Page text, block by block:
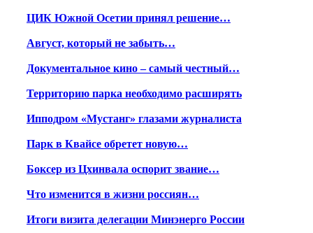
ЦИК Южной Осетии принял решение…
Август, который не забыть…
Документальное кино – самый честный…
Территорию парка необходимо расширять
Ипподром «Мустанг» глазами журналиста
Парк в Квайсе обретет новую…
Боксер из Цхинвала оспорит звание…
Что изменится в жизни россиян…
Итоги визита делегации Минэнерго России